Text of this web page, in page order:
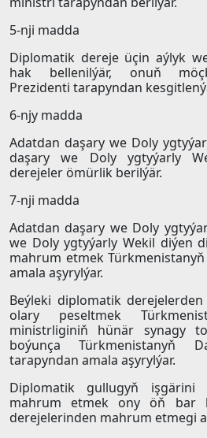
5-nji madda
Diplomatik dereje üçin aýlyk
hak bellenilýär, onuň
Prezidenti tarapyndan
6-njy madda
Adatdan daşary we Doly
daşary we Doly ygtyýarly
derejeler ömürlik berilýär.
7-nji madda
Adatdan daşary we Doly
we Doly ygtyýarly Wekil diýen
mahrum etmek
amala aşyrylýar.
Beýleki diplomatik
olary peseltmek
ministrliginiň hünär synagy
boýunça Türkmenistanyň
tarapyndan amala aşyrylýar.
Diplomatik gullugyň işgärini
mahrum etmek ony öň bar
derejelerinden mahrum etmegi